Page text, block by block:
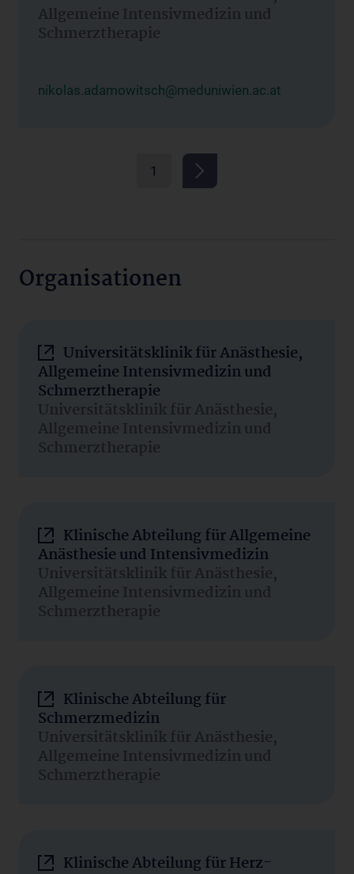
Allgemeine Intensivmedizin und
Schmerztherapie
nikolas.adamowitsch@meduniwien.ac.at
1
Organisationen
Universitätsklinik für Anästhesie,
Allgemeine Intensivmedizin und
Schmerztherapie
Universitätsklinik für Anästhesie,
Allgemeine Intensivmedizin und
Schmerztherapie
Klinische Abteilung für Allgemeine
Anästhesie und Intensivmedizin
Universitätsklinik für Anästhesie,
Allgemeine Intensivmedizin und
Schmerztherapie
Klinische Abteilung für
Schmerzmedizin
Universitätsklinik für Anästhesie,
Allgemeine Intensivmedizin und
Schmerztherapie
Klinische Abteilung für Herz-